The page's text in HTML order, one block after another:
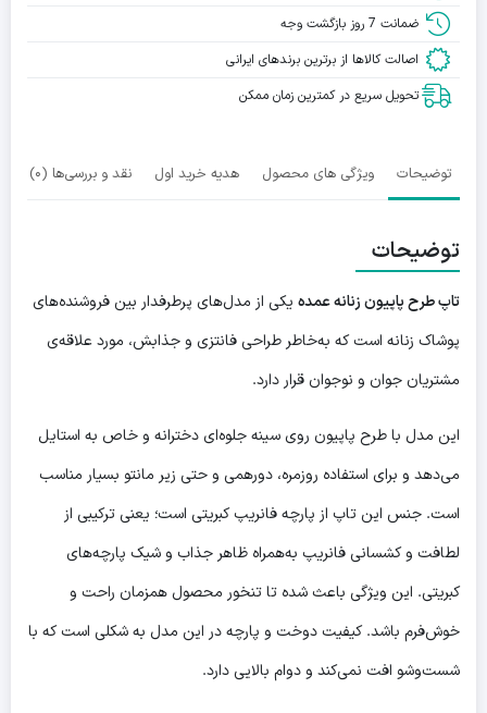
ضمانت 7 روز بازگشت وجه
اصالت کالاها از برترین برندهای ایرانی
تحویل سریع در کمترین زمان ممکن
توضیحات ویژگی های محصول هدیه خرید اول نقد و بررسی‌ها (0)
توضیحات
تاپ طرح پاپیون زنانه عمده یکی از مدل‌های پرطرفدار بین فروشنده‌های
پوشاک زنانه است که به‌خاطر طراحی فانتزی و جذابش، مورد علاقه‌ی
مشتریان جوان و نوجوان قرار دارد.
این مدل با طرح پاپیون روی سینه جلوه‌ای دخترانه و خاص به استایل
می‌دهد و برای استفاده روزمره، دورهمی و حتی زیر مانتو بسیار مناسب
است. جنس این تاپ از پارچه فانریپ کبریتی است؛ یعنی ترکیبی از
لطافت و کشسانی فانریپ به‌همراه ظاهر جذاب و شیک پارچه‌های
کبریتی. این ویژگی باعث شده تا تنخور محصول همزمان راحت و
خوش‌فرم باشد. کیفیت دوخت و پارچه در این مدل به شکلی است که با
شست‌وشو افت نمی‌کند و دوام بالایی دارد.